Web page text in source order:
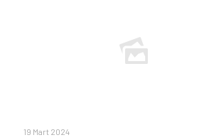
19 Mart 2024